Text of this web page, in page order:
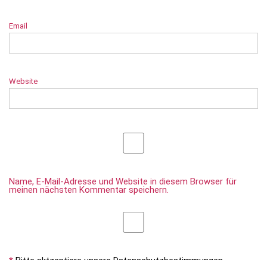
Email
Website
Name, E-Mail-Adresse und Website in diesem Browser für
meinen nächsten Kommentar speichern.